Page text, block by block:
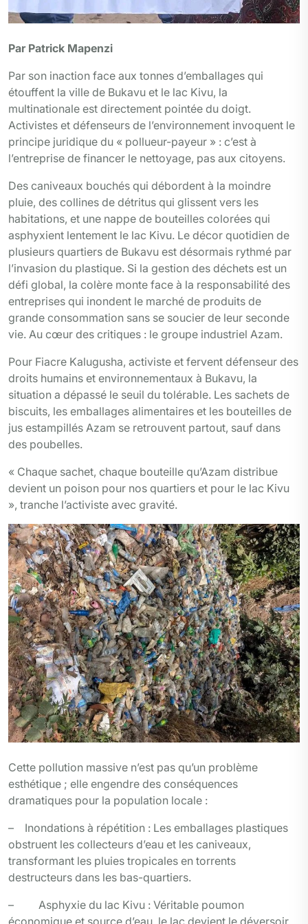
Par Patrick Mapenzi
Par son inaction face aux tonnes d’emballages qui
étouffent la ville de Bukavu et le lac Kivu, la
multinationale est directement pointée du doigt.
Activistes et défenseurs de l’environnement invoquent le
principe juridique du « pollueur-payeur » : c’est à
l’entreprise de financer le nettoyage, pas aux citoyens.
Des caniveaux bouchés qui débordent à la moindre
pluie, des collines de détritus qui glissent vers les
habitations, et une nappe de bouteilles colorées qui
asphyxient lentement le lac Kivu. Le décor quotidien de
plusieurs quartiers de Bukavu est désormais rythmé par
l’invasion du plastique. Si la gestion des déchets est un
défi global, la colère monte face à la responsabilité des
entreprises qui inondent le marché de produits de
grande consommation sans se soucier de leur seconde
vie. Au cœur des critiques : le groupe industriel Azam.
Pour Fiacre Kalugusha, activiste et fervent défenseur des
droits humains et environnementaux à Bukavu, la
situation a dépassé le seuil du tolérable. Les sachets de
biscuits, les emballages alimentaires et les bouteilles de
jus estampillés Azam se retrouvent partout, sauf dans
des poubelles.
« Chaque sachet, chaque bouteille qu’Azam distribue
devient un poison pour nos quartiers et pour le lac Kivu
», tranche l’activiste avec gravité.
Cette pollution massive n’est pas qu’un problème
esthétique ; elle engendre des conséquences
dramatiques pour la population locale :
– Inondations à répétition : Les emballages plastiques
obstruent les collecteurs d’eau et les caniveaux,
transformant les pluies tropicales en torrents
destructeurs dans les bas-quartiers.
– Asphyxie du lac Kivu : Véritable poumon
économique et source d’eau, le lac devient le déversoir